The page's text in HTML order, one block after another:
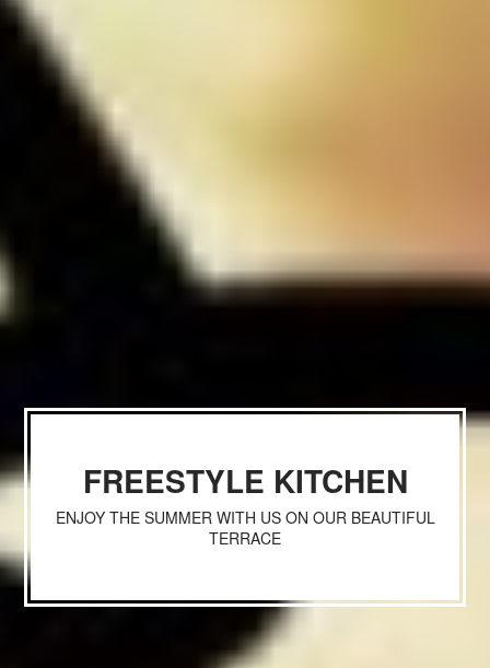
FREESTYLE KITCHEN
ENJOY THE SUMMER WITH US ON OUR BEAUTIFUL
TERRACE